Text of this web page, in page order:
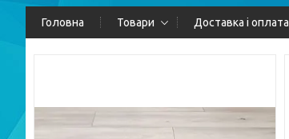
Головна Товари Доставка і оплата